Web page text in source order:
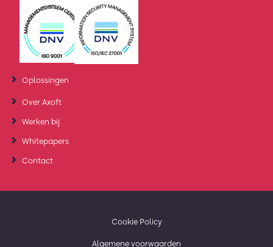
Oplossingen
Over Axoft
Werken bij
Whitepapers
Contact
Cookie Policy
Algemene voorwaarden